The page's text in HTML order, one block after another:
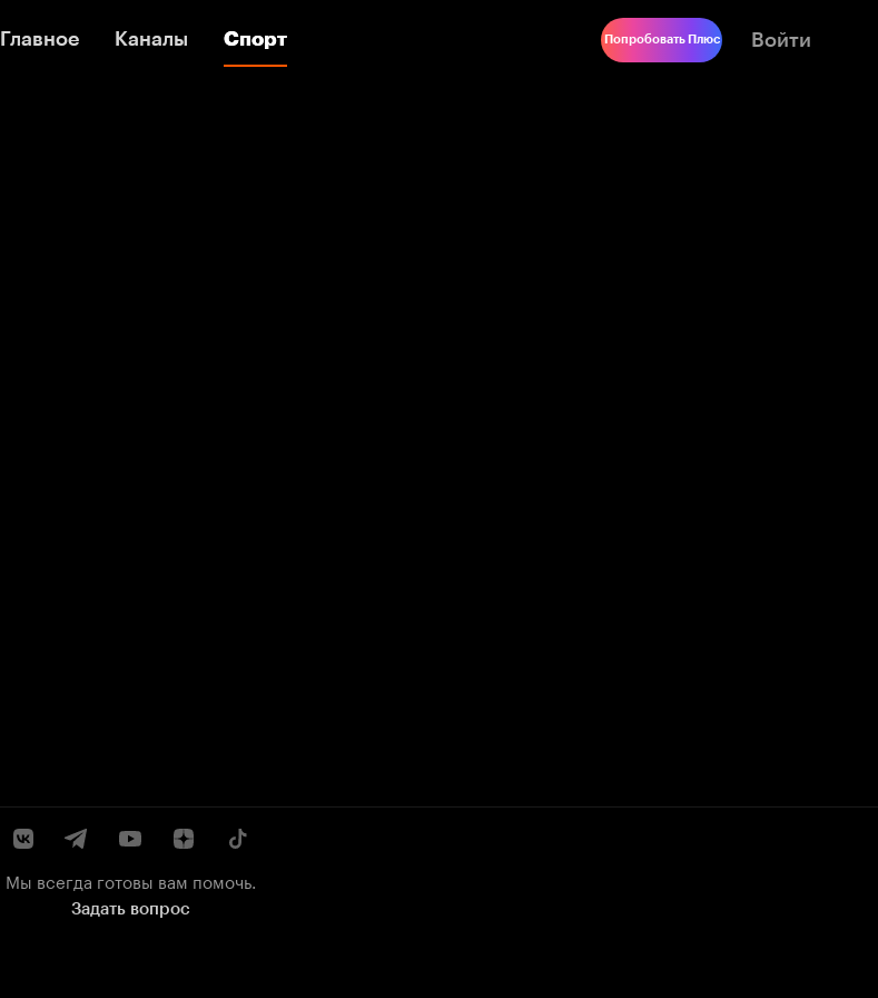
Главное Каналы Спорт
Главное Каналы Спорт Попробовать Плюс Войти
Мы всегда готовы вам помочь.
Задать вопрос